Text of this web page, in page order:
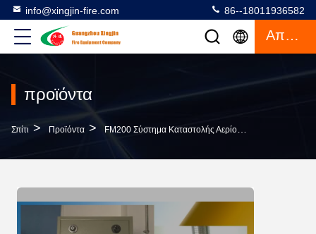
info@xingjin-fire.com 86--18011936582
Απόσπασμα
προϊόντα
Σπίτι > Προϊόντα > FM200 Σύστημα Καταστολής Αερίου